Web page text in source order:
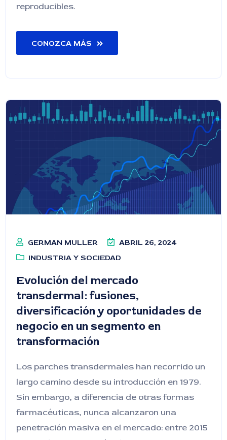
reproducibles.
CONOZCA MÁS
GERMAN MULLER
ABRIL 26, 2024
INDUSTRIA Y SOCIEDAD
Evolución del mercado
transdermal: fusiones,
diversificación y oportunidades de
negocio en un segmento en
transformación
Los parches transdermales han recorrido un
largo camino desde su introducción en 1979.
Sin embargo, a diferencia de otras formas
farmacéuticas, nunca alcanzaron una
penetración masiva en el mercado: entre 2015